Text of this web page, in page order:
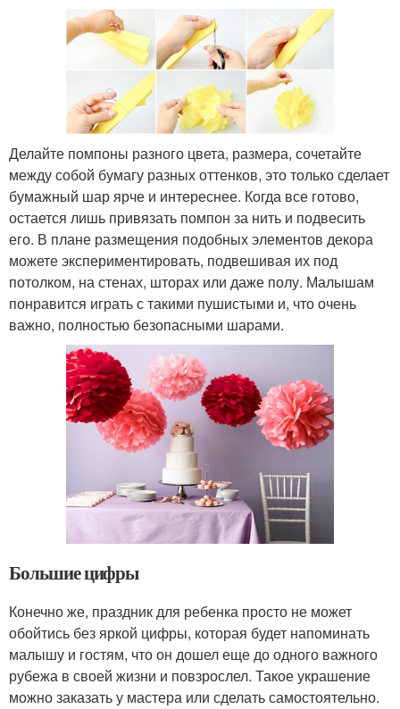
Делайте помпоны разного цвета, размера, сочетайте
между собой бумагу разных оттенков, это только сделает
бумажный шар ярче и интереснее. Когда все готово,
остается лишь привязать помпон за нить и подвесить
его. В плане размещения подобных элементов декора
можете экспериментировать, подвешивая их под
потолком, на стенах, шторах или даже полу. Малышам
понравится играть с такими пушистыми и, что очень
важно, полностью безопасными шарами.
Большие цифры
Конечно же, праздник для ребенка просто не может
обойтись без яркой цифры, которая будет напоминать
малышу и гостям, что он дошел еще до одного важного
рубежа в своей жизни и повзрослел. Такое украшение
можно заказать у мастера или сделать самостоятельно.